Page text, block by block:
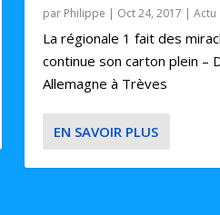
par Philippe | Oct 24, 2017 | Actu
La régionale 1 fait des
continue son carton plein –
Allemagne à Trèves
EN SAVOIR PLUS